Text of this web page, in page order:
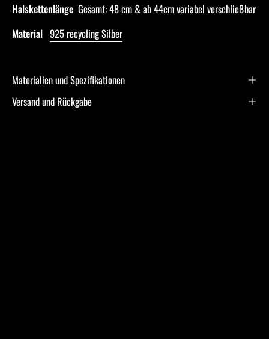
Halskettenlänge Gesamt: 48 cm & ab 44cm variabel verschließbar
Material 925 recycling Silber
Materialien und Spezifikationen
Versand und Rückgabe